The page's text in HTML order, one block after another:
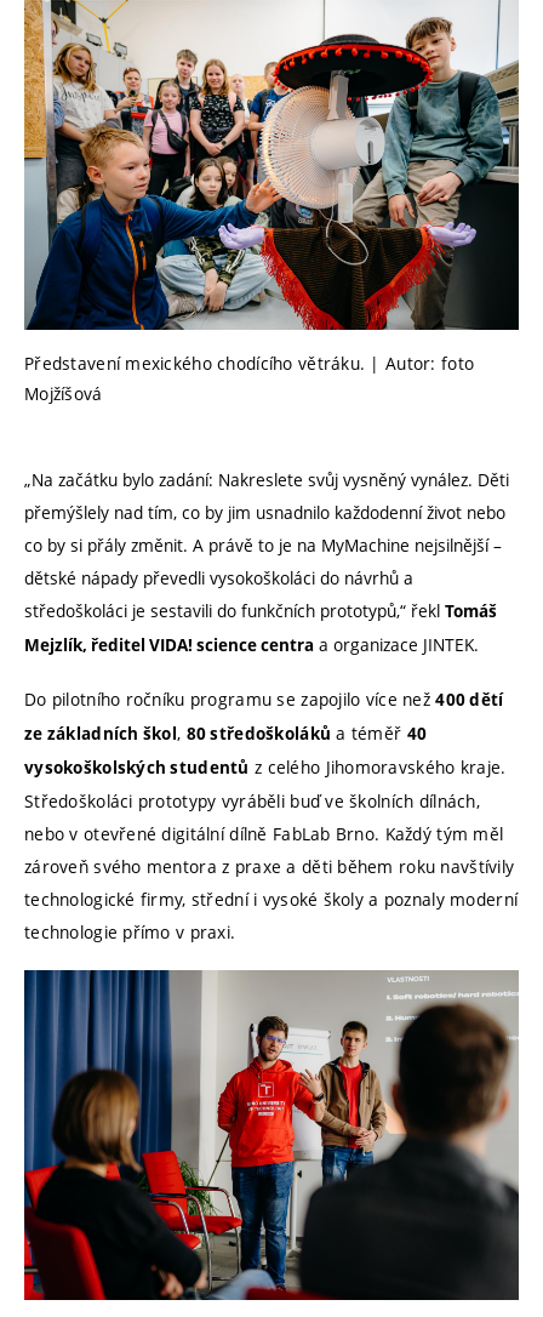
Představení mexického chodícího větráku. | Autor: foto
Mojžíšová
„Na začátku bylo zadání: Nakreslete svůj vysněný vynález. Děti
přemýšlely nad tím, co by jim usnadnilo každodenní život nebo
co by si přály změnit. A právě to je na MyMachine nejsilnější –
dětské nápady převedli vysokoškoláci do návrhů a
středoškoláci je sestavili do funkčních prototypů,“ řekl Tomáš
Mejzlík, ředitel VIDA! science centra a organizace JINTEK.
Do pilotního ročníku programu se zapojilo více než400 dětí
ze základních škol, 80 středoškoláků a téměř 40
vysokoškolských studentů z celého Jihomoravského kraje.
Středoškoláci prototypy vyráběli buď ve školních dílnách,
nebo v otevřené digitální dílně FabLab Brno. Každý tým měl
zároveň svého mentora z praxe a děti během roku navštívily
technologické firmy, střední i vysoké školy a poznaly moderní
technologie přímo v praxi.